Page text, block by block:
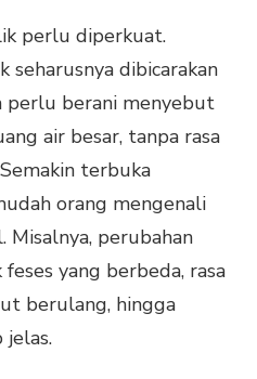
perlu diperkuat.
dibicarakan
perlu berani menyebut
air besar, tanpa rasa
terbuka
orang mengenali
Misalnya, perubahan
yang berbeda, rasa
berulang, hingga
jelas.